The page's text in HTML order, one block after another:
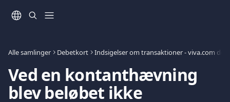
Alle samlinger Debetkort Indsigelser om transaktioner - viva.com
Ved en kontanthævning
blev beløbet ikke